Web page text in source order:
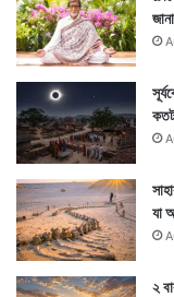
যা
২